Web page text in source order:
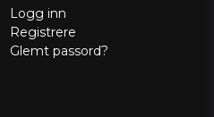
Logg inn
Registrere
Glemt passord?